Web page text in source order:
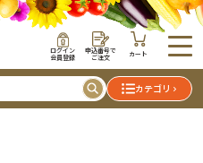
ログイン
会員登録
申込番号で
ご注文 カート
カテゴリ